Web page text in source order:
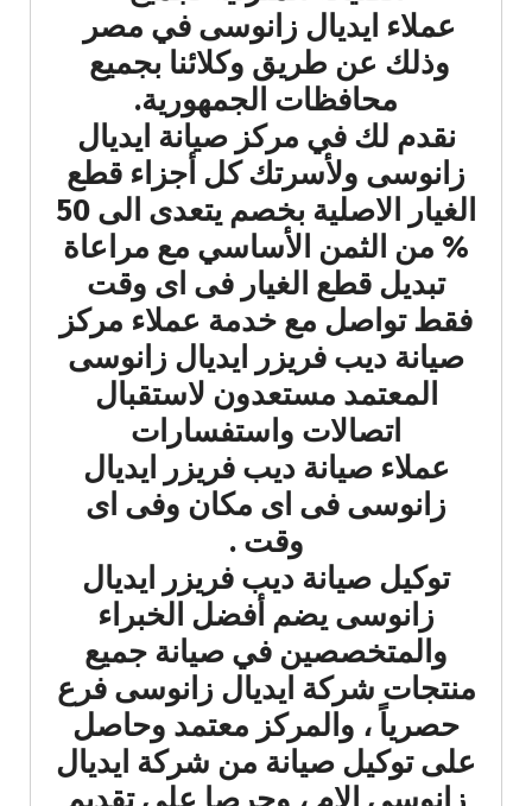
عملاء ايديال زانوسى في مصر
وذلك عن طريق وكلائنا بجميع
محافظات الجمهورية.
نقدم لك في مركز صيانة ايديال
زانوسى ولأسرتك كل أجزاء قطع
الغيار الاصلية بخصم يتعدى الى 50
% من الثمن الأساسي مع مراعاة
تبديل قطع الغيار فى اى وقت
فقط تواصل مع خدمة عملاء مركز
صيانة ديب فريزر ايديال زانوسى
المعتمد مستعدون لاستقبال
اتصالات واستفسارات
عملاء صيانة ديب فريزر ايديال
زانوسى فى اى مكان وفى اى
وقت .
توكيل صيانة ديب فريزر ايديال
زانوسى يضم أفضل الخبراء
والمتخصصين في صيانة جميع
منتجات شركة ايديال زانوسى فرع
حصرياً ، والمركز معتمد وحاصل
على توكيل صيانة من شركة ايديال